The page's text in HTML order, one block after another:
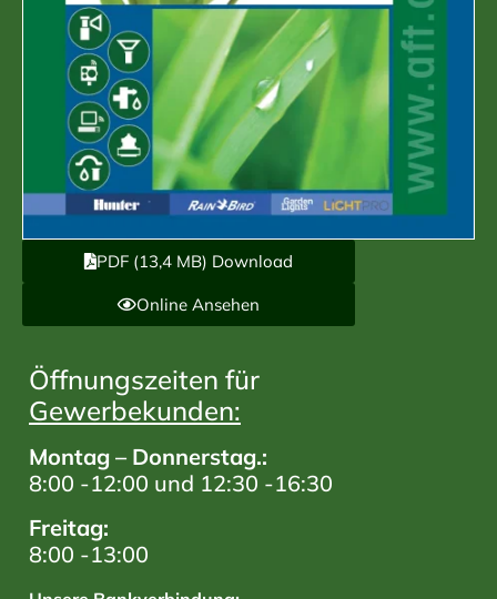
PDF (13,4 MB) Download
Online Ansehen
Öffnungszeiten für
Gewerbekunden:
Montag – Donnerstag.:
8:00 -12:00 und 12:30 -16:30
Freitag:
8:00 -13:00